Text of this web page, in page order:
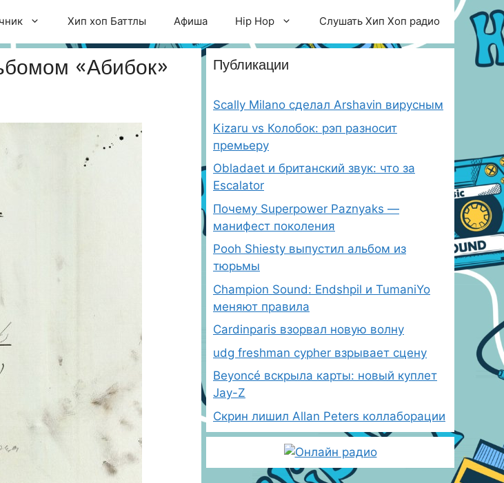
Хип хоп Баттлы Афиша Hip Hop Слушать Хип Хоп радио
«Абибок» Публикации
Scally Milano сделал Arshavin вирусным
Kizaru vs Колобок: рэп разносит
премьеру
Obladaet и британский звук: что за
Escalator
Почему Superpower Paznyaks —
манифест поколения
Pooh Shiesty выпустил альбом из
тюрьмы
Champion Sound: Endshpil и TumaniYo
меняют правила
Cardinparis взорвал новую волну
udg freshman cypher взрывает сцену
Beyoncé вскрыла карты: новый куплет
Jay-Z
Скрин лишил Allan Peters коллаборации